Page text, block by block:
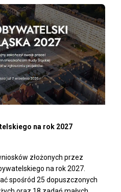
na rok 2027
złożonych przez
na rok 2027.
spośród 25 dopuszczonych